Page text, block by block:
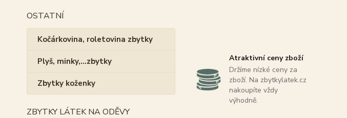
OSTATNÍ
Kočárkovina, roletovina zbytky
Plyš, minky,...zbytky
Zbytky koženky
ZBYTKY LÁTEK NA ODĚVY
Atraktivní ceny zboží
Držíme nízké ceny za
zboží. Na zbytkylatek.cz
nakoupíte vždy
výhodně.